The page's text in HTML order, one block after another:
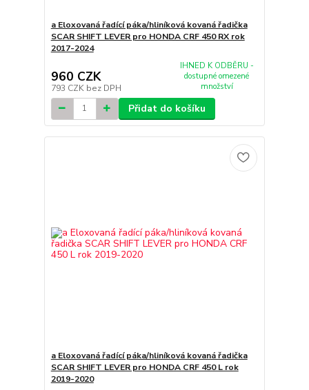
a Eloxovaná řadící páka/hliníková kovaná řadička
SCAR SHIFT LEVER pro HONDA CRF 450 RX rok
2017-2024
960 CZK
793 CZK bez DPH
IHNED K ODBĚRU -
dostupné omezené
množství
Přidat do košíku
a Eloxovaná řadící páka/hliníková kovaná řadička
SCAR SHIFT LEVER pro HONDA CRF 450 L rok
2019-2020